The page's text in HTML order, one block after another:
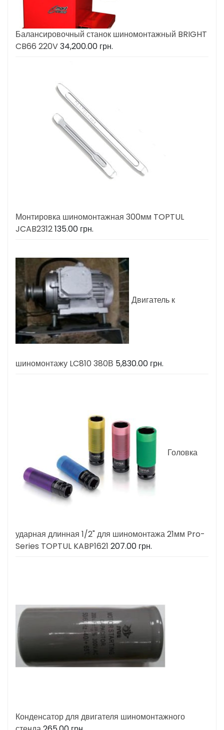
Балансировочный станок шиномонтажный BRIGHT
CB66 220V34,200.00 грн.
Монтировка шиномонтажная 300мм TOPTUL
JCAB2312135.00 грн.
Двигатель к
шиномонтажу LC810 380В 5,830.00 грн.
Головка
ударная длинная 1/2" для шиномонтажа 21мм Pro-
Series TOPTUL KABP1621 207.00 грн.
Конденсатор для двигателя шиномонтажного